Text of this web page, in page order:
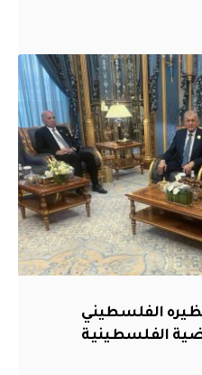
الفلسطيني
الفلسطينية